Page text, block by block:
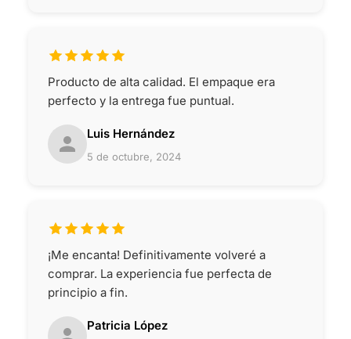
Producto de alta calidad. El empaque era
perfecto y la entrega fue puntual.
Luis Hernández
5 de octubre, 2024
¡Me encanta! Definitivamente volveré a
comprar. La experiencia fue perfecta de
principio a fin.
Patricia López